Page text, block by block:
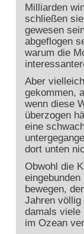
Milliarden
schließen
gewesen
abgeflogen
warum die
Aber
gekommen,
wenn diese
überzogen
eine
dort unten
Obwohl die
bewegen,
Jahren völlig
damals viele
im Ozean